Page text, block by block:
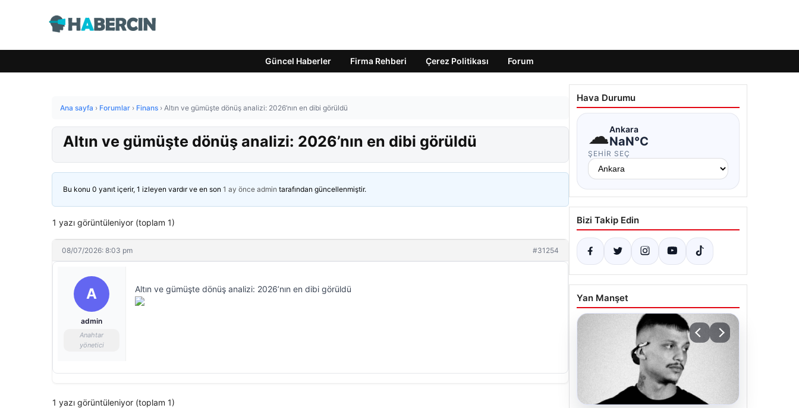
Güncel Haberler Firma Rehberi Çerez Politikası Forum
Ana sayfa › Forumlar › Finans › Altın ve gümüşte dönüş analizi: 2026’nın en dibi görüldü
Altın ve gümüşte dönüş analizi: 2026’nın en dibi görüldü
Bu konu 0 yanıt içerir, 1 izleyen vardır ve en son 1 ay önce admin tarafından güncellenmiştir.
1 yazı görüntüleniyor (toplam 1)
08/07/2026: 8:03 pm #31254
A
admin
Anahtar
yönetici
Altın ve gümüşte dönüş analizi: 2026’nın en dibi görüldü
1 yazı görüntüleniyor (toplam 1)
Hava Durumu
☁Ankara
NaN°C
ŞEHIR SEÇ
Bizi Takip Edin
Yan Manşet